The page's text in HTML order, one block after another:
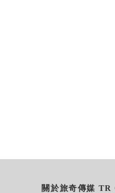
關於旅奇傳媒